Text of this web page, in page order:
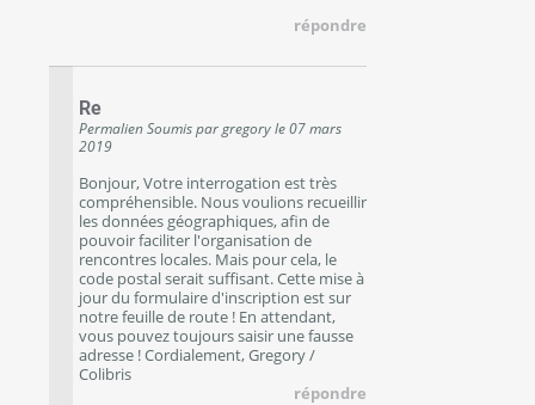
répondre
Re
PermalienSoumis pargregoryle07 mars
2019
Bonjour, Votre interrogation est très
compréhensible. Nous voulions recueillir
les données géographiques, afin de
pouvoir faciliter l'organisation de
rencontres locales. Mais pour cela, le
code postal serait suffisant. Cette mise à
jour du formulaire d'inscription est sur
notre feuille de route ! En attendant,
vous pouvez toujours saisir une fausse
adresse ! Cordialement, Gregory /
Colibris
répondre